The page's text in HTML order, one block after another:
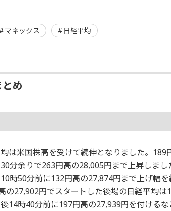
マネックス 日経平均
め
は米国株高を受けて続伸となりました。189
分余りで263円高の28,005円まで上昇しま
時50分前に132円高の27,874円まで上げ幅
の27,902円でスタートした後場の日経平均
14時40分前に197円高の27,939円を付ける